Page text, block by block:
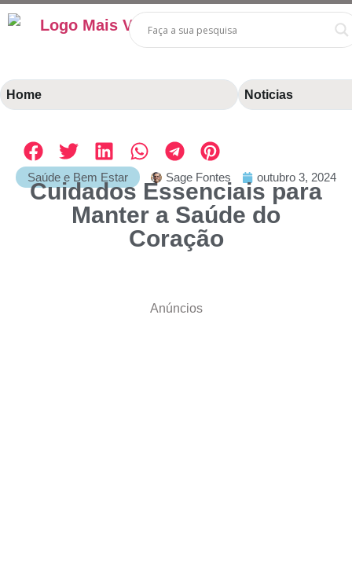
Home Noticias
Saúde e Bem Estar Sage Fontes outubro 3, 2024
Cuidados Essenciais para
Manter a Saúde do
Coração
Anúncios